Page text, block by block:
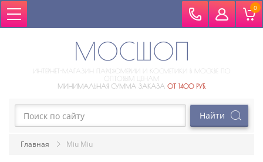
0
МОСШОП
ИНТЕРНЕТ-МАГАЗИН ПАРФЮМЕРИИ И КОСМЕТИКИ В МОСКВЕ ПО
ОПТОВЫМ ЦЕНАМ
МИНИМАЛЬНАЯ СУММА ЗАКАЗА ОТ 1400 РУБ.
Главная Miu Miu